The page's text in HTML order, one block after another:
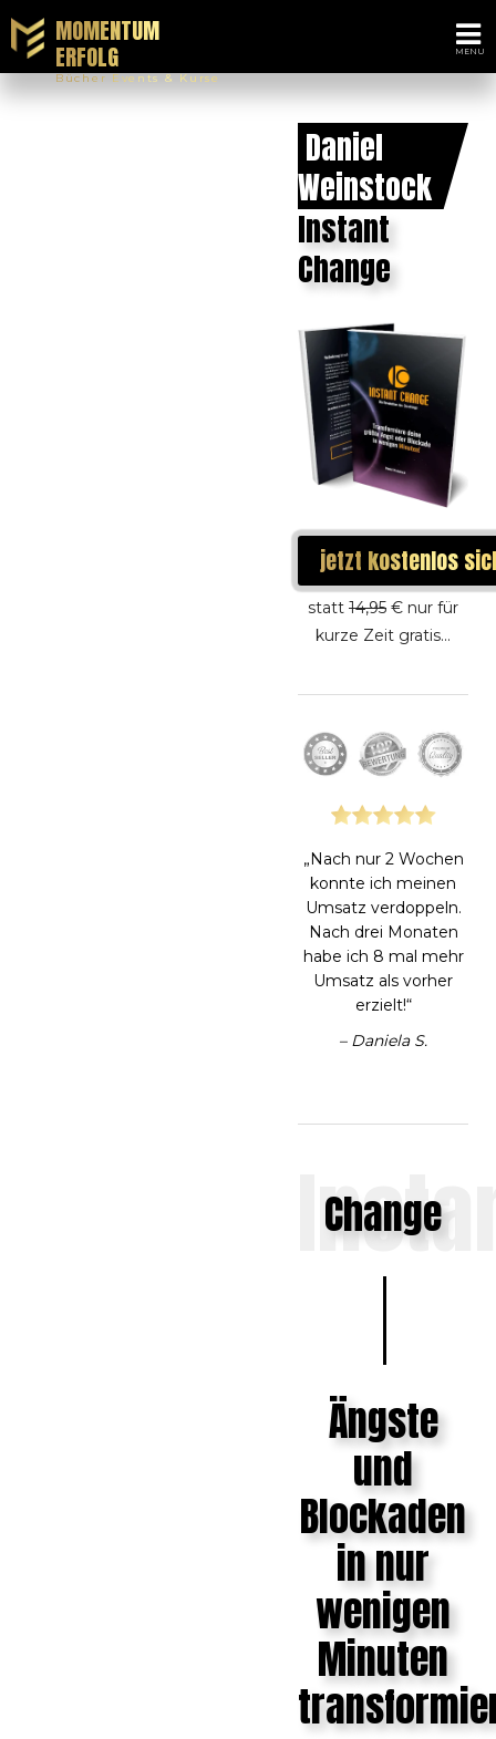
MOMENTUM
ERFOLG
Bücher Events & Kurse
Daniel
Weinstock
Instant
Change
jetzt kostenlos
statt 14,95 € nur für
kurze Zeit gratis...
„Nach nur 2 Wochen
konnte ich meinen
Umsatz verdoppeln.
Nach drei Monaten
habe ich 8 mal mehr
Umsatz als vorher
erzielt!“
– Daniela S.
Change
Ängste
und
Blockaden
in nur
wenigen
Minuten